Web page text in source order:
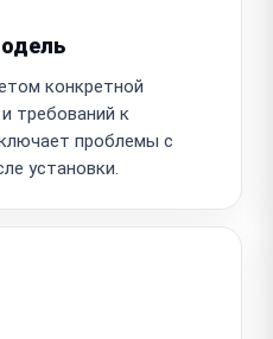
конкретной
требований к
проблемы с
установки.